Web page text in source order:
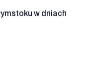
w dniach